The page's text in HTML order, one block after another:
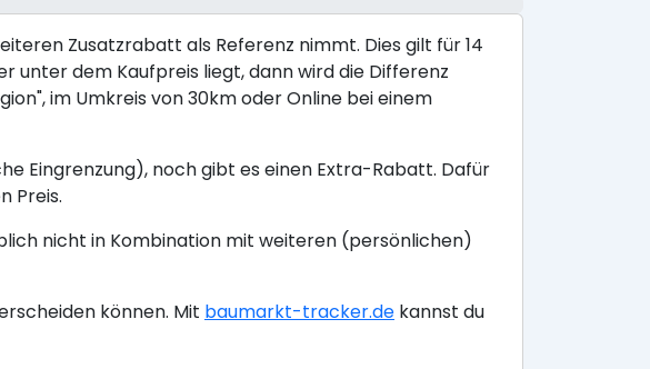
Zusatzrabatt als Referenz nimmt. Dies gilt für 14
unter dem Kaufpreis liegt, dann wird die Differenz
im Umkreis von 30km oder Online bei einem
Eingrenzung), noch gibt es einen Extra-Rabatt. Dafür
Preis.
nicht in Kombination mit weiteren (persönlichen)
können. Mit baumarkt-tracker.de kannst du